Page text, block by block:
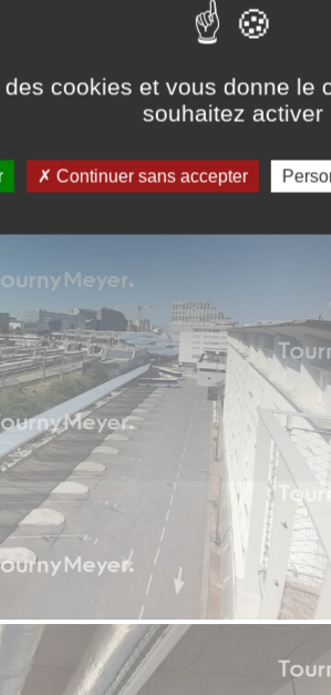
cookies et vous donne le
souhaitez activer
Continuer sans accepter